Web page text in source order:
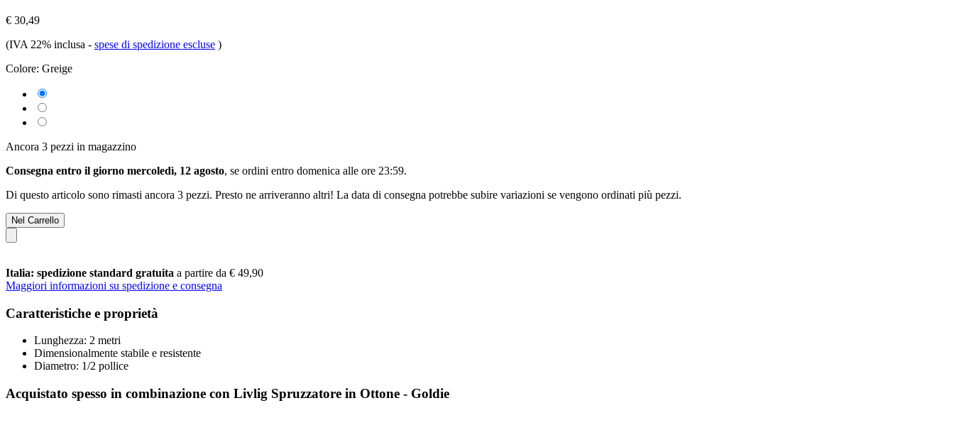
€ 30,49
(IVA 22% inclusa - spese di spedizione escluse )
Colore: Greige
Ancora 3 pezzi in magazzino
Consegna entro il giorno mercoledì, 12 agosto, se ordini entro domenica alle ore 23:59.
Di questo articolo sono rimasti ancora 3 pezzi. Presto ne arriveranno altri! La data di consegna potrebbe subire variazioni se vengono ordinati più pezzi.
Nel Carrello
Italia: spedizione standard gratuita a partire da € 49,90
Maggiori informazioni su spedizione e consegna
Caratteristiche e proprietà
Lunghezza: 2 metri
Dimensionalmente stabile e resistente
Diametro: 1/2 pollice
Acquistato spesso in combinazione con Livlig Spruzzatore in Ottone - Goldie